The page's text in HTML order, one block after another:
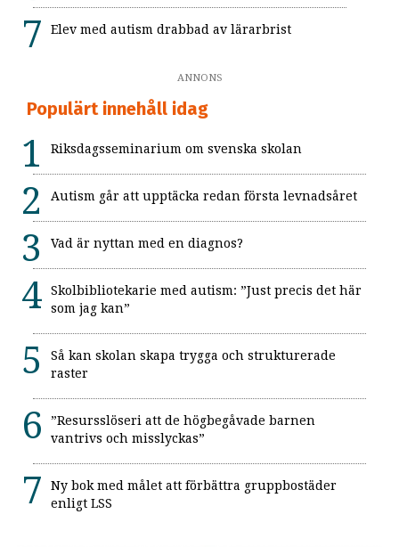
Elev med autism drabbad av lärarbrist
ANNONS
Populärt innehåll idag
Riksdagsseminarium om svenska skolan
Autism går att upptäcka redan första levnadsåret
Vad är nyttan med en diagnos?
Skolbibliotekarie med autism: ”Just precis det här
som jag kan”
Så kan skolan skapa trygga och strukturerade
raster
”Resursslöseri att de högbegåvade barnen
vantrivs och misslyckas”
Ny bok med målet att förbättra gruppbostäder
enligt LSS